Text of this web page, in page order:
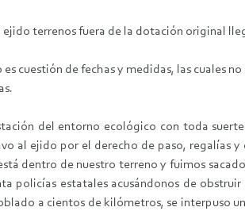
terrenos fuera de la dotación original
cuestión de fechas y medidas, las cuales
del entorno ecológico con toda
al ejido por el derecho de paso, regalías
dentro de nuestro terreno y fuimos
policías estatales acusándonos de
a cientos de kilómetros, se interpuso